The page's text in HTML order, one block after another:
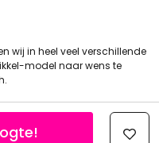
wij in heel veel verschillende
model naar wens te